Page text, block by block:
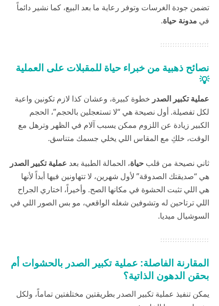
تضمن جودة الغرسات وتوفر رعاية ما بعد البيع، كما نشير دائماً
في مدونة حياة.
نصائح ذهبية من خبراء حياة للمقبلات على العملية
💡
عملية تكبير الصدر خطوة كبيرة، وعشان كذا لازم تكونين واعية
لكل تفصيلة. أول نصيحة هي “لا تستعجلين بالحجم”، الحجم
الكبير زيادة عن اللزوم ممكن يسبب آلام في الظهر وترهل مع
الوقت، خلكِ مع المقاس اللي يخلي جسمك متناسق.
ثاني نصيحة من قلب حياة، الحمالة الطبية بعد عملية تكبير الصدر
هي “صديقتك الصدوقة” لأول شهرين، لا تتهاونين فيها أبداً لأنها
هي اللي تثبت الحشوة في مكانها الصح. وأخيراً، اختاري الجراح
اللي ترتاحين له وتشوفين شغله الواقعي، مو بس الصور اللي في
السوشيال ميديا.
المقارنة الفاصلة: عملية تكبير الصدر بالحشوات أم
بحقن الدهون الذاتية؟
يمكن تنفيذ عملية تكبير الصدر بطريقتين مختلفتين تماماً، ولكل